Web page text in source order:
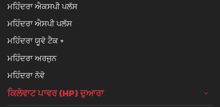
ਮਹਿੰਦਰਾ ਐਕਸਪੀ ਪਲੱਸ
ਮਹਿੰਦਰਾ ਐਸਪੀ ਪਲੱਸ
ਮਹਿੰਦਰਾ ਯੂਵੋ ਟੈਕ +
ਮਹਿੰਦਰਾ ਅਰਜੁਨ
ਮਹਿੰਦਰਾ ਨੋਵੋ
ਕਿਲੋਵਾਟ ਪਾਵਰ (HP) ਦੁਆਰਾ